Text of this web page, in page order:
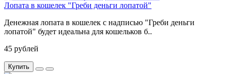
Лопата в кошелек "Греби деньги лопатой"
Денежная лопата в кошелек с надписью "Греби деньги
лопатой" будет идеальна для кошельков б..
45 рублей
Купить